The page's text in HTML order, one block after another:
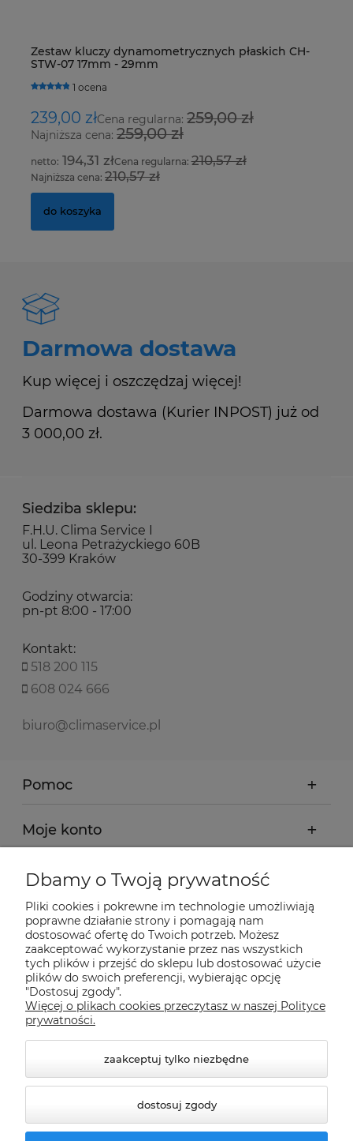
Zestaw kluczy dynamometrycznych płaskich CH-
STW-07 17mm - 29mm
1 ocena
239,00 złCena regularna: 259,00 zł
Najniższa cena: 259,00 zł
194,31 złCena regularna:210,57 zł
Najniższa cena: 210,57 zł
do koszyka
Darmowa dostawa
Kup więcej i oszczędzaj więcej!
Darmowa dostawa (Kurier INPOST) już od
3 000,00 zł.
Siedziba sklepu:
F.H.U. Clima Service I
ul. Leona Petrażyckiego 60B
30-399 Kraków
Godziny otwarcia:
pn-pt 8:00 - 17:00
Kontakt:
518 200 115
608 024 666
biuro@climaservice.pl
Pomoc
Moje konto
Płatności i dostawa
Informacje
O nas
Nasze sklepy Allegro
Dbamy o Twoją prywatność
Pliki cookies i pokrewne im technologie umożliwiają
poprawne działanie strony i pomagają nam
dostosować ofertę do Twoich potrzeb. Możesz
zaakceptować wykorzystanie przez nas wszystkich
tych plików i przejść do sklepu lub dostosować użycie
plików do swoich preferencji, wybierając opcję
"Dostosuj zgody".
Więcej o plikach cookies przeczytasz w naszej Polityce
prywatności.
zaakceptuj tylko niezbędne
dostosuj zgody